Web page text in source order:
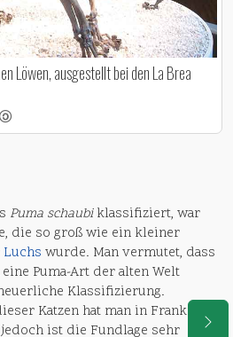
Löwen, ausgestellt bei den La Brea
Puma schaubiklassifiziert, war
die so groß wie ein kleiner
Luchs wurde. Man vermutet, dass
Puma-Art der alten Welt
Klassifizierung.
Katzen hat man in Frankreich
jedoch ist die Fundlage sehr